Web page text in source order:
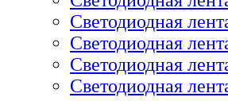
Светодиодная
Светодиодная
Светодиодная
Светодиодная